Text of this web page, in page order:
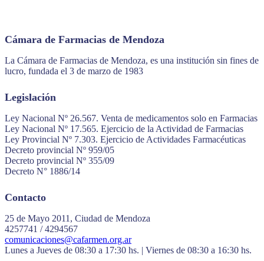
Cámara de Farmacias de Mendoza
La Cámara de Farmacias de Mendoza, es una institución sin fines de
lucro, fundada el 3 de marzo de 1983
Legislación
Ley Nacional Nº 26.567. Venta de medicamentos solo en Farmacias
Ley Nacional Nº 17.565. Ejercicio de la Actividad de Farmacias
Ley Provincial Nº 7.303. Ejercicio de Actividades Farmacéuticas
Decreto provincial Nº 959/05
Decreto provincial Nº 355/09
Decreto N° 1886/14
Contacto
25 de Mayo 2011, Ciudad de Mendoza
4257741 / 4294567
comunicaciones@cafarmen.org.ar
Lunes a Jueves de 08:30 a 17:30 hs. | Viernes de 08:30 a 16:30 hs.